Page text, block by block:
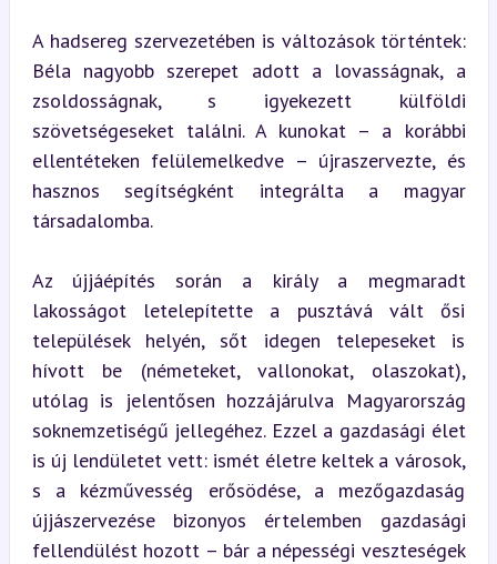
A hadsereg szervezetében is változások történtek:
Béla nagyobb szerepet adott a lovasságnak, a
zsoldosságnak, s igyekezett külföldi
szövetségeseket találni. A kunokat – a korábbi
ellentéteken felülemelkedve – újraszervezte, és
hasznos segítségként integrálta a magyar
társadalomba.
Az újjáépítés során a király a megmaradt
lakosságot letelepítette a pusztává vált ősi
települések helyén, sőt idegen telepeseket is
hívott be (németeket, vallonokat, olaszokat),
utólag is jelentősen hozzájárulva Magyarország
soknemzetiségű jellegéhez. Ezzel a gazdasági élet
is új lendületet vett: ismét életre keltek a városok,
s a kézművesség erősödése, a mezőgazdaság
újjászervezése bizonyos értelemben gazdasági
fellendülést hozott – bár a népességi veszteségek